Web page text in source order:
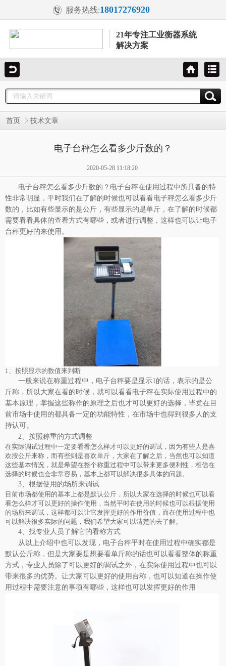
服务热线:18017276920
21年专注工业衡器系统
解决方案
首页 技术文章
电子台秤怎么看多少斤数的？
2020-05-28 11:18:20
电子台秤怎么看多少斤数的？电子台秤在使用过程中所具备的特
性非常明显，平时我们在了解的时候也可以看看电子秤怎么看多少斤
数的，比如有些显示的是公斤，有些显示的是单斤，在了解的时候都
需要看看具体的查看方式有哪些，或者进行调整，这样也可以让电子
台秤更好的来使用。
1、按照显示的数值来判断
一般来说在称重过程中，电子台秤要是显示1的话，表示的是公
斤称，所以大家在看的时候，就可以看看电子秤在实际使用过程中的
基本原理，掌握这些称作的原理之后也才可以更好的选择，毕竟在目
前市场中使用的都具备一定的功能特性，在市场中也得到很多人的支
持认可。
2、按照称重的方式调整
在实际调试过程中一定要看看怎么样才可以更好的调试，因为有些人是喜
欢按公斤来称，而有些则是喜欢单斤，大家在了解之后，当然也可以知道
这些基本情况，就是希望在整个称重过程中可以带来更多便利性，相信在
选择的时候也会非常容易，基本上都可以解决很多具体的问题。
3、根据使用的场所来调试
目前市场都使用的基本上都是默认公斤，所以大家在选择的时候也可以看
看怎么样才可以更好的操作使用，当然平时在使用的时候也可以根据使用
的场所来调试，这样都可以让它发挥更好的作用价值，而在使用过程中也
可以解决很多实际的问题，我们希望大家可以清楚的去了解。
4、找专业人员了解它的看称方式
从以上介绍中也可以发现，电子台秤平时在使用过程中确实都是
默认公斤称，但是大家要是想要看单斤称的话也可以看看整体的称重
方式，专业人员除了可以更好的调试之外，在实际使用过程中也可以
带来很多的优势。让大家可以更好的使用台称，也可以知道在操作使
用过程中需要注意的事项有哪些，这样也可以发挥更好的作用